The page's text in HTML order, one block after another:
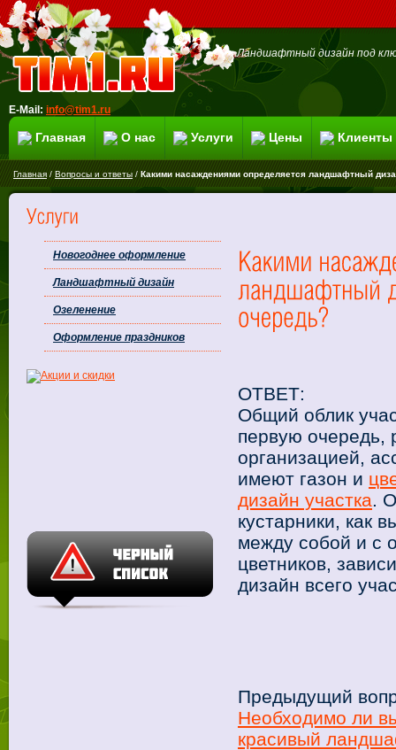
Ландшафтный дизайн под
E-Mail: info@tim1.ru
Главная О нас Услуги Цены Клиенты
Главная/Вопросы и ответы/Какими насаждениями определяется ландшафтный
ОТВЕТ:
Общий облик
первую очередь,
организацией,
имеют газон и
дизайн участка.
кустарники, как
между собой и с
цветников,
дизайн всего
Предыдущий
Необходимо ли
красивый
Новогоднее оформление
Ландшафтный дизайн
Озеленение
Оформление праздников